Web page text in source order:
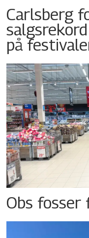
Carlsberg
på
Obs